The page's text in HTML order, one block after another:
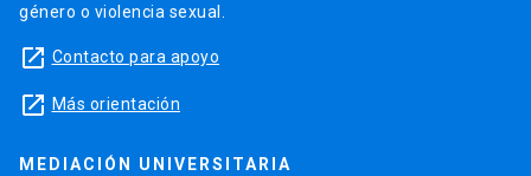
género o violencia sexual.
launch Contacto para apoyo
launch Más orientación
MEDIACIÓN UNIVERSITARIA